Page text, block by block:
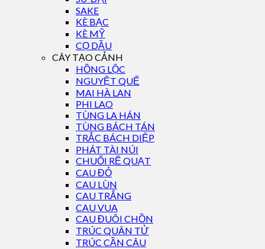
SAKE
KÈ BẠC
KÈ MỸ
CỌ DẦU
CÂY TẠO CẢNH
HỒNG LỘC
NGUYỆT QUẾ
MAI HÀ LAN
PHI LAO
TÙNG LA HÁN
TÙNG BÁCH TÁN
TRẮC BÁCH DIỆP
PHÁT TÀI NÚI
CHUỐI RẼ QUẠT
CAU ĐỎ
CAU LÙN
CAU TRẮNG
CAU VUA
CAU ĐUÔI CHỒN
TRÚC QUÂN TỬ
TRÚC CẦN CÂU